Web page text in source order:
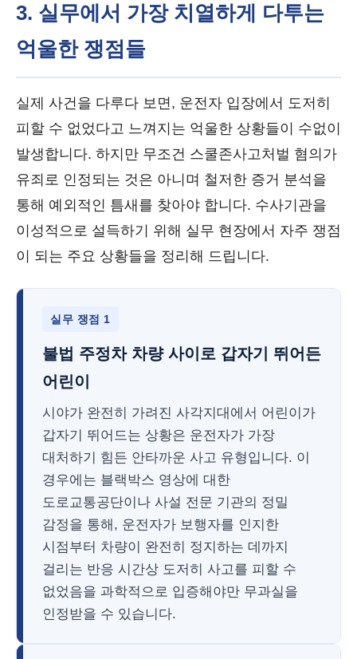
3. 실무에서 가장 치열하게 다투는
억울한 쟁점들
실제 사건을 다루다 보면, 운전자 입장에서 도저히
피할 수 없었다고 느껴지는 억울한 상황들이 수없이
발생합니다. 하지만 무조건 스쿨존사고처벌 혐의가
유죄로 인정되는 것은 아니며 철저한 증거 분석을
통해 예외적인 틈새를 찾아야 합니다. 수사기관을
이성적으로 설득하기 위해 실무 현장에서 자주 쟁점
이 되는 주요 상황들을 정리해 드립니다.
실무 쟁점 1
불법 주정차 차량 사이로 갑자기 뛰어든
어린이
시야가 완전히 가려진 사각지대에서 어린이가
갑자기 뛰어드는 상황은 운전자가 가장
대처하기 힘든 안타까운 사고 유형입니다. 이
경우에는 블랙박스 영상에 대한
도로교통공단이나 사설 전문 기관의 정밀
감정을 통해, 운전자가 보행자를 인지한
시점부터 차량이 완전히 정지하는 데까지
걸리는 반응 시간상 도저히 사고를 피할 수
없었음을 과학적으로 입증해야만 무과실을
인정받을 수 있습니다.